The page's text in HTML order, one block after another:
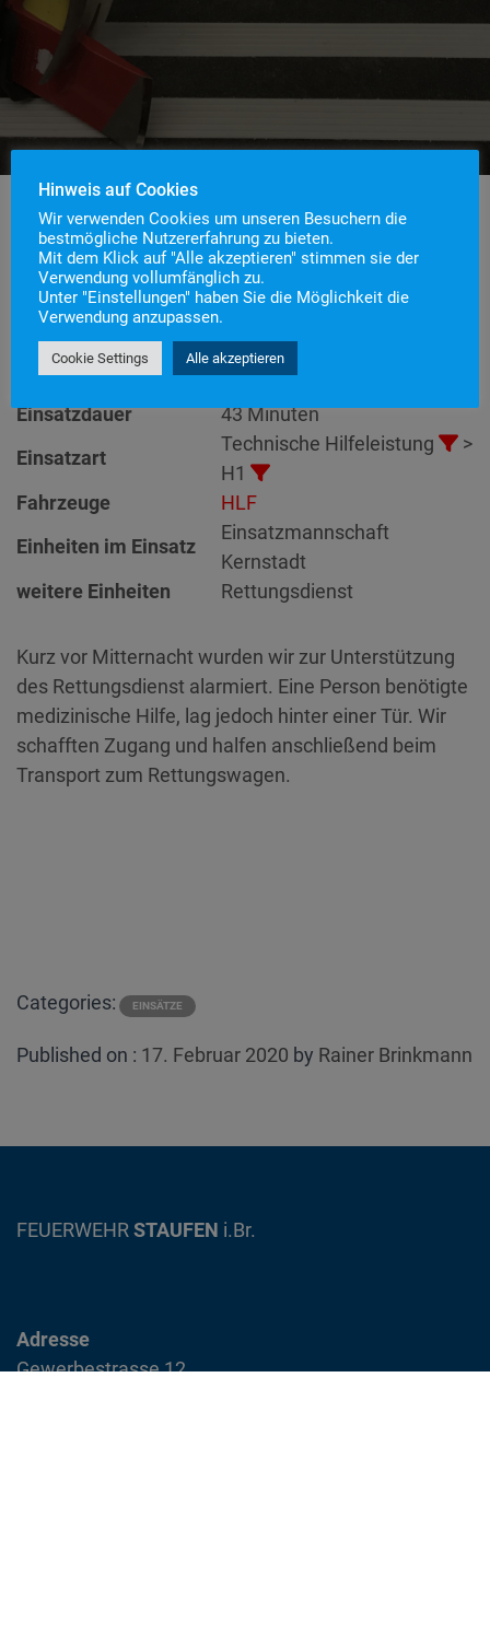
Einsatznummer
9
Einsatzstichwort
H1 – Person in Zwangslage
klein
Einsatzort
Einsatzdauer
43 Minuten
Einsatzart
Technische Hilfeleistung
>
H1
Fahrzeuge
HLF
Einheiten im Einsatz
Einsatzmannschaft
Kernstadt
weitere Einheiten
Rettungsdienst
Kurz vor Mitternacht wurden wir zur Unterstützung
des Rettungsdienst alarmiert. Eine Person benötigte
medizinische Hilfe, lag jedoch hinter einer Tür. Wir
schafften Zugang und halfen anschließend beim
Transport zum Rettungswagen.
Categories: EINSÄTZE
Published on : Posted
17. Februar 2020 by Rainer Brinkmann
FEUERWEHR STAUFEN i.Br.
Adresse
Gewerbestrasse 12
Hinweis auf Cookies
Wir verwenden Cookies um unseren Besuchern die
bestmögliche Nutzererfahrung zu bieten.
Mit dem Klick auf "Alle akzeptieren" stimmen sie der
Verwendung vollumfänglich zu.
Unter "Einstellungen" haben Sie die Möglichkeit die
Verwendung anzupassen.
Cookie Settings Alle akzeptieren